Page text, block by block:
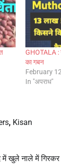
GHOTALA
का गबन
February
In "अपराध"
, Kisan
में खुले नाले में गिरकर